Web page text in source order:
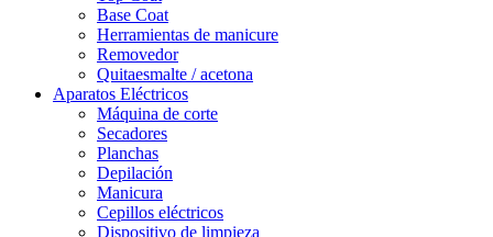
Base Coat
Herramientas de manicure
Removedor
Quitaesmalte / acetona
Aparatos Eléctricos
Máquina de corte
Secadores
Planchas
Depilación
Manicura
Cepillos eléctricos
Dispositivo de limpieza